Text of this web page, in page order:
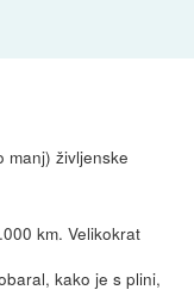
manj) življenske
km. Velikokrat
kako je s plini,